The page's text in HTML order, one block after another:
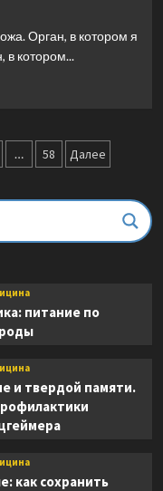
Орган, в котором я
котором...
… 58 Далее
и не
питание по
и твердой памяти.
как сохранить